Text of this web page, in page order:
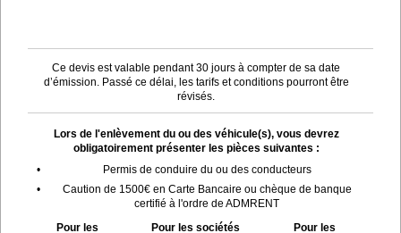
Ce devis est valable pendant 30 jours à compter de sa date
d’émission. Passé ce délai, les tarifs et conditions pourront être
révisés.
Lors de l'enlèvement du ou des véhicule(s), vous devrez
obligatoirement présenter les pièces suivantes :
•
Permis de conduire du ou des conducteurs
•
Caution de 1500€ en Carte Bancaire ou chèque de banque
certifié à l'ordre de ADMRENT
Pour les
Pour les sociétés
Pour les